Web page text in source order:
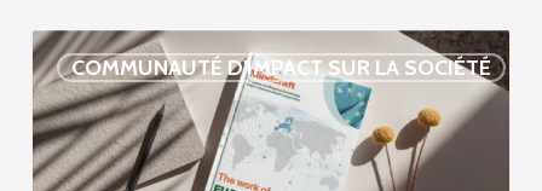
COMMUNAUTÉ D'IMPACT SUR LA SOCIÉTÉ
Étude
sur
la
délégation